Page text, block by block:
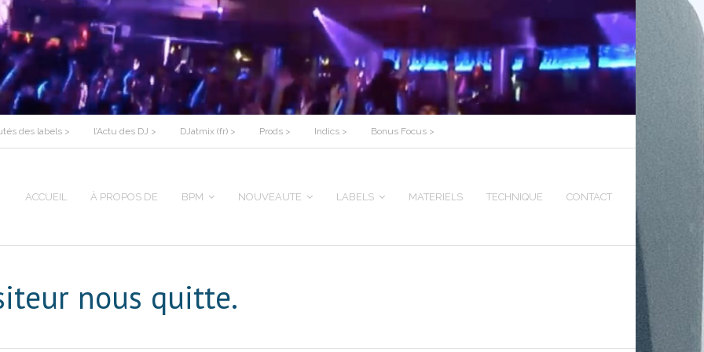
des labels > l’Actu des DJ > DJatmix (fr) > Prods > Indics > Bonus Focus >
ACCUEIL À PROPOS DE BPM NOUVEAUTE LABELS MATERIELS TECHNIQUE CONTACT
nous quitte.